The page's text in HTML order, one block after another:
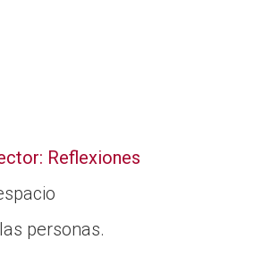
Reflexiones
personas.